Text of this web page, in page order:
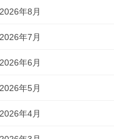
2026年8月
2026年7月
2026年6月
2026年5月
2026年4月